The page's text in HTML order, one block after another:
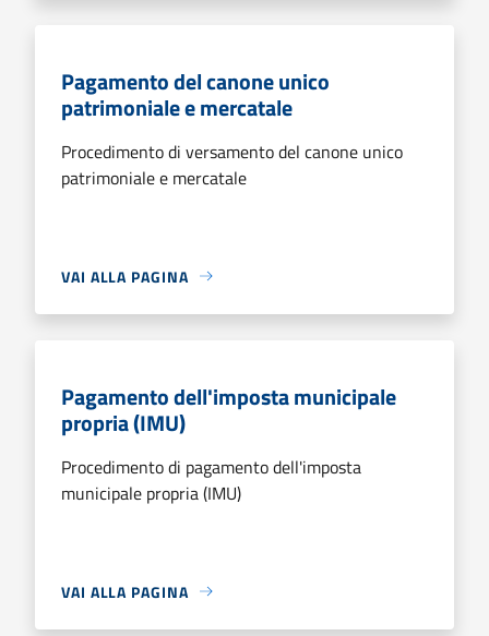
Pagamento del canone unico
patrimoniale e mercatale
Procedimento di versamento del canone unico
patrimoniale e mercatale
VAI ALLA PAGINA
Pagamento dell'imposta municipale
propria (IMU)
Procedimento di pagamento dell'imposta
municipale propria (IMU)
VAI ALLA PAGINA